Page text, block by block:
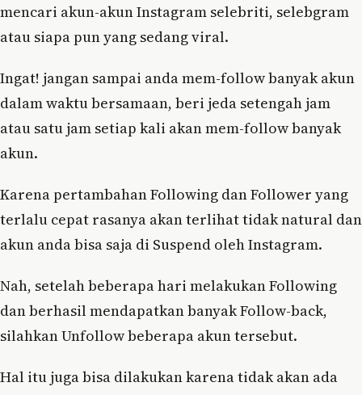
mencari akun-akun Instagram selebriti, selebgram
atau siapa pun yang sedang viral.
Ingat! jangan sampai anda mem-follow banyak akun
dalam waktu bersamaan, beri jeda setengah jam
atau satu jam setiap kali akan mem-follow banyak
akun.
Karena pertambahan Following dan Follower yang
terlalu cepat rasanya akan terlihat tidak natural dan
akun anda bisa saja di Suspend oleh Instagram.
Nah, setelah beberapa hari melakukan Following
dan berhasil mendapatkan banyak Follow-back,
silahkan Unfollow beberapa akun tersebut.
Hal itu juga bisa dilakukan karena tidak akan ada